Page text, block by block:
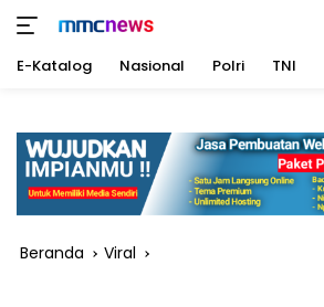
konten
E-Katalog Nasional Polri TNI
Beranda Viral